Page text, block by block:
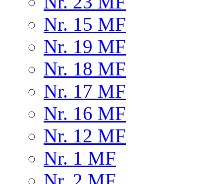
Nr. 15 MF
Nr. 19 MF
Nr. 18 MF
Nr. 17 MF
Nr. 16 MF
Nr. 12 MF
Nr. 1 MF